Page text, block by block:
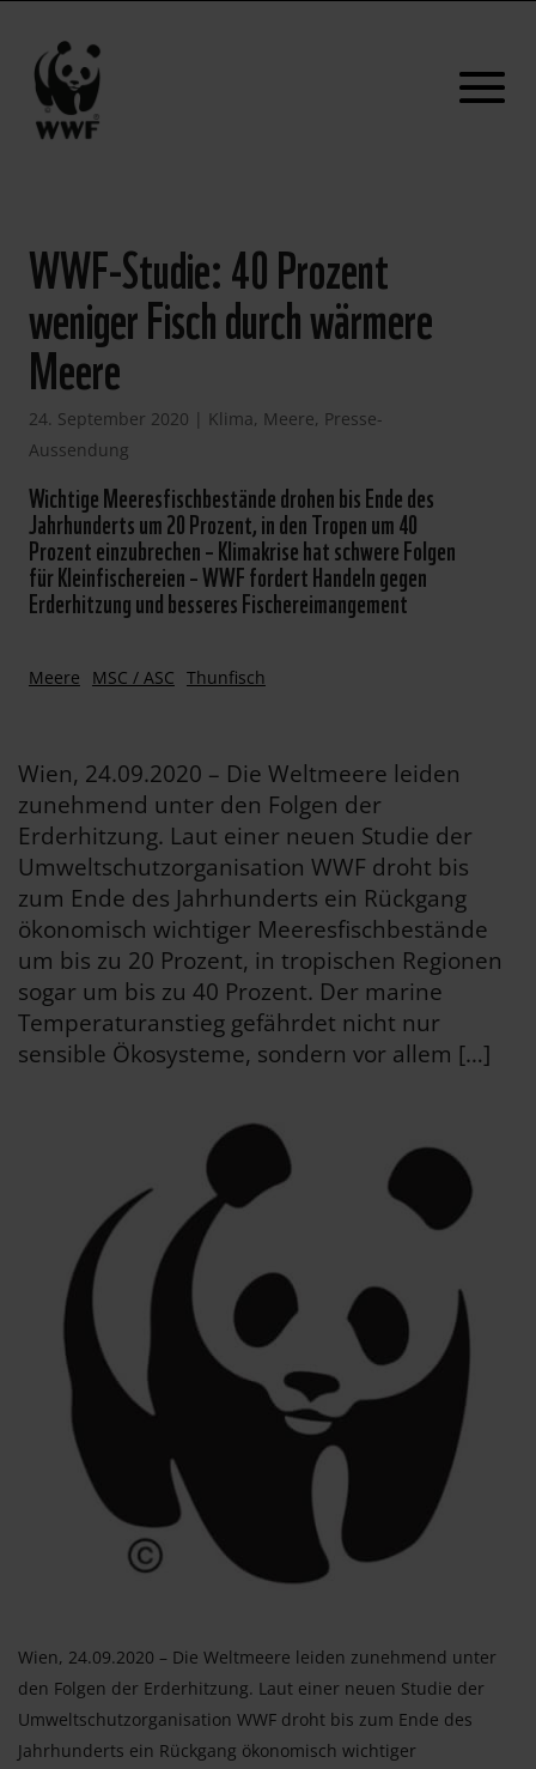
WWF-Studie: 40 Prozent
weniger Fisch durch wärmere
Meere
24. September 2020 | Klima, Meere, Presse-
Aussendung
Wichtige Meeresfischbestände drohen bis Ende des
Jahrhunderts um 20 Prozent, in den Tropen um 40
Prozent einzubrechen – Klimakrise hat schwere Folgen
für Kleinfischereien – WWF fordert Handeln gegen
Erderhitzung und besseres Fischereimangement
Meere MSC / ASC Thunfisch
Wien, 24.09.2020 – Die Weltmeere leiden
zunehmend unter den Folgen der
Erderhitzung. Laut einer neuen Studie der
Umweltschutzorganisation WWF droht bis
zum Ende des Jahrhunderts ein Rückgang
ökonomisch wichtiger Meeresfischbestände
um bis zu 20 Prozent, in tropischen Regionen
sogar um bis zu 40 Prozent. Der marine
Temperaturanstieg gefährdet nicht nur
sensible Ökosysteme, sondern vor allem […]
Wien, 24.09.2020 – Die Weltmeere leiden zunehmend unter
den Folgen der Erderhitzung. Laut einer neuen Studie der
Umweltschutzorganisation WWF droht bis zum Ende des
Jahrhunderts ein Rückgang ökonomisch wichtiger